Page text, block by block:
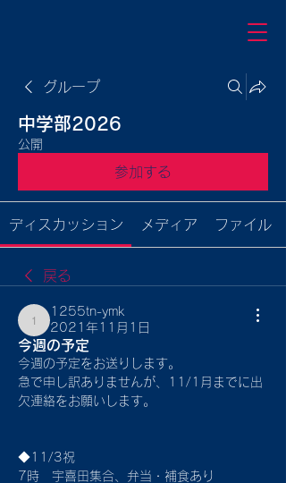
グループ
中学部2026
公開
参加する
ディスカッション メディア ファイル
戻る
1255tn-ymk
1255tn-ymk
2021年11月1日
今週の予定
今週の予定をお送りします。
急で申し訳ありませんが、11/1月までに出
欠連絡をお願いします。
◆11/3祝
7時　宇喜田集合、弁当・補食あり